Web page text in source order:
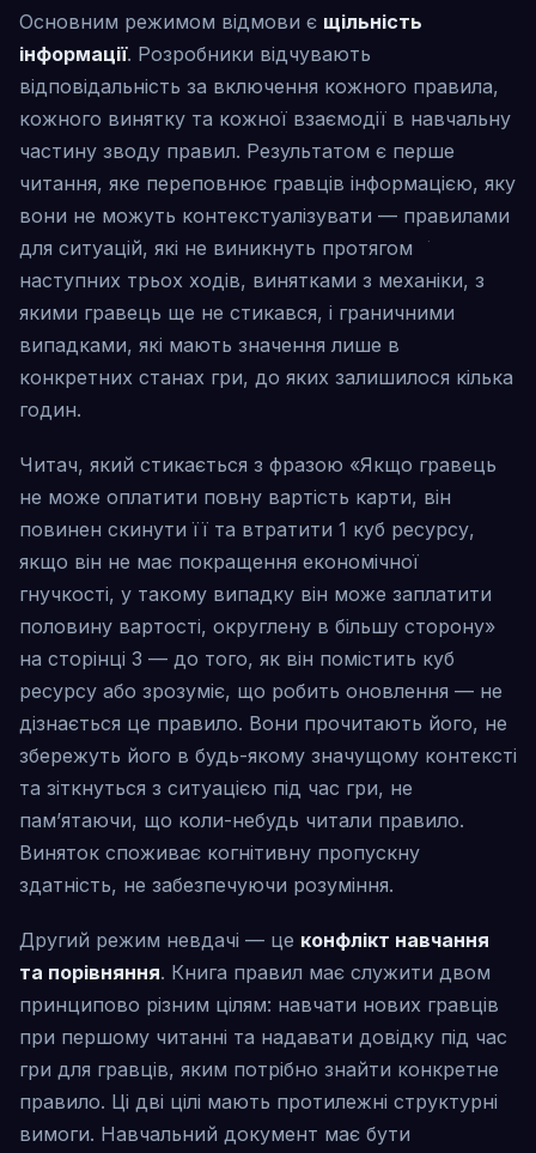
Основним режимом відмови є щільність
інформації. Розробники відчувають
відповідальність за включення кожного правила,
кожного винятку та кожної взаємодії в навчальну
частину зводу правил. Результатом є перше
читання, яке переповнює гравців інформацією, яку
вони не можуть контекстуалізувати — правилами
для ситуацій, які не виникнуть протягом
наступних трьох ходів, винятками з механіки, з
якими гравець ще не стикався, і граничними
випадками, які мають значення лише в
конкретних станах гри, до яких залишилося кілька
годин.
Читач, який стикається з фразою «Якщо гравець
не може оплатити повну вартість карти, він
повинен скинути її та втратити 1 куб ресурсу,
якщо він не має покращення економічної
гнучкості, у такому випадку він може заплатити
половину вартості, округлену в більшу сторону»
на сторінці 3 — до того, як він помістить куб
ресурсу або зрозуміє, що робить оновлення — не
дізнається це правило. Вони прочитають його, не
збережуть його в будь-якому значущому контексті
та зіткнуться з ситуацією під час гри, не
пам’ятаючи, що коли-небудь читали правило.
Виняток споживає когнітивну пропускну
здатність, не забезпечуючи розуміння.
Другий режим невдачі — це конфлікт навчання
та порівняння. Книга правил має служити двом
принципово різним цілям: навчати нових гравців
при першому читанні та надавати довідку під час
гри для гравців, яким потрібно знайти конкретне
правило. Ці дві цілі мають протилежні структурні
вимоги. Навчальний документ має бути